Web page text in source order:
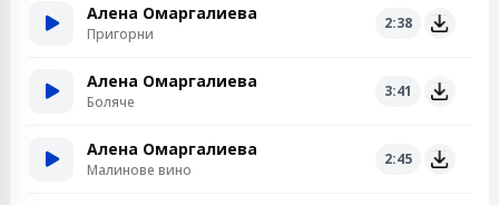
Алена Омаргалиева
Пригорни
2:38
Алена Омаргалиева
Боляче
3:41
Алена Омаргалиева
Малинове вино
2:45